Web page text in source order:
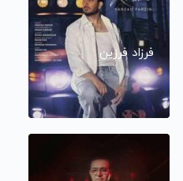
فرزاد فرزین